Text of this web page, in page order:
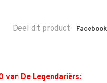
Deel dit product: Facebook
De Legendariërs: